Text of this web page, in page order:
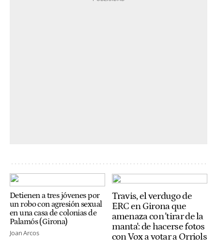
Detienen a tres jóvenes por
un robo con agresión sexual
en una casa de colonias de
Palamós (Girona)
Joan Arcos
Travis, el verdugo de
ERC en Girona que
amenaza con 'tirar de la
manta': de hacerse fotos
con Vox a votar a Orriols